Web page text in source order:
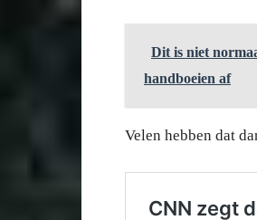
Dit is niet
handboeien af
Velen hebben dat